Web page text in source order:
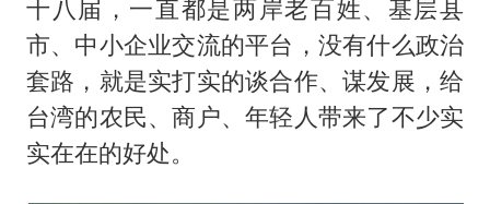
十八届，一直都是两岸老百姓、基层县
市、中小企业交流的平台，没有什么政治
套路，就是实打实的谈合作、谋发展，给
台湾的农民、商户、年轻人带来了不少实
实在在的好处。